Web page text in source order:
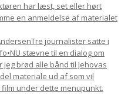
har læst, set eller hørt
en anmeldelse af materialet
Tre journalister satte i
stævne til en dialog om
brød alle bånd til Jehovas
materiale ud af som vil
under dette menupunkt.